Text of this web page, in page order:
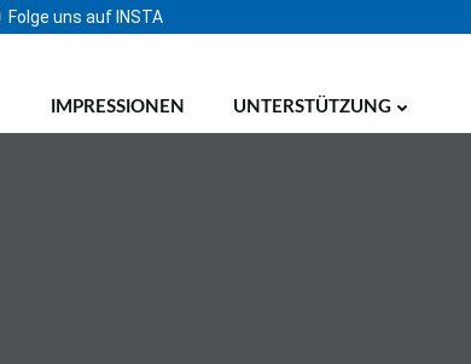
Folge uns auf INSTA
IMPRESSIONEN UNTERSTÜTZUNG